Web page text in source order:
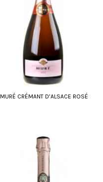
MURÉ CRÉMANT D’ALSACE ROSÉ